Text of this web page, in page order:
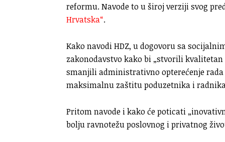
reformu. Navode to u široj verziji svog
Hrvatska“.
Kako navodi HDZ, u dogovoru sa
zakonodavstvo kako bi „stvorili
smanjili administrativno opterećenje
maksimalnu zaštitu poduzetnika i
Pritom navode i kako će poticati
bolju ravnotežu poslovnog i privatnog